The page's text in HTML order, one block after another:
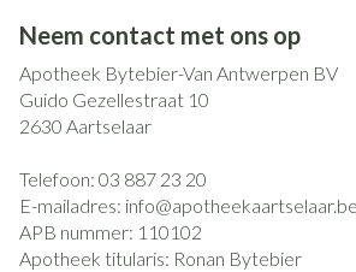
Neem contact met ons op
Apotheek Bytebier-Van Antwerpen BV
Guido Gezellestraat 10
2630 Aartselaar
Telefoon: 03 887 23 20
E-mailadres: info@apotheekaartselaar.be
APB nummer: 110102
Apotheek titularis: Ronan Bytebier